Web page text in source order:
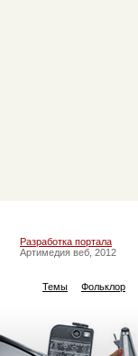
Разработка портала
Артимедия веб, 2012
Темы Фольклор